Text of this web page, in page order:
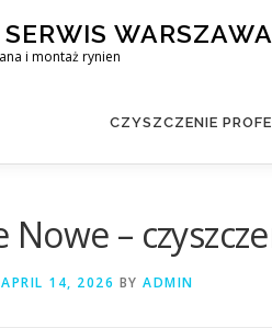
WARSZAWA
i montaż rynien
CZYSZCZENIE
Nowe –
APRIL 14, 2026 BY ADMIN